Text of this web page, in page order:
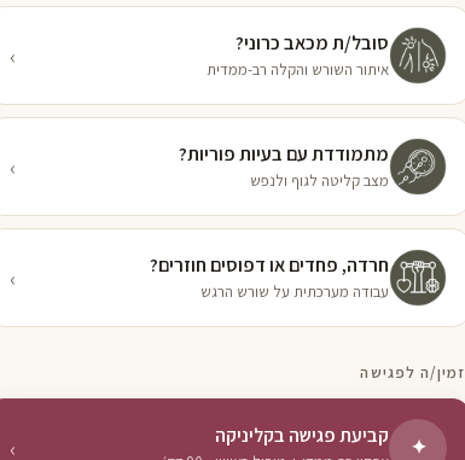
סובל/ת מכאב כרוני?
איתור השורש והקלה רב-ממדית ‹
מתמודדת עם בעיות פוריות?
מצב קליטה לגוף ולנפש ‹
חרדה, פחדים או דפוסים חוזרים?
עבודה מערכתית על שורש הרגש ‹
זמין/ה לפגישה
✦
קביעת פגישה בקליניקה ‹